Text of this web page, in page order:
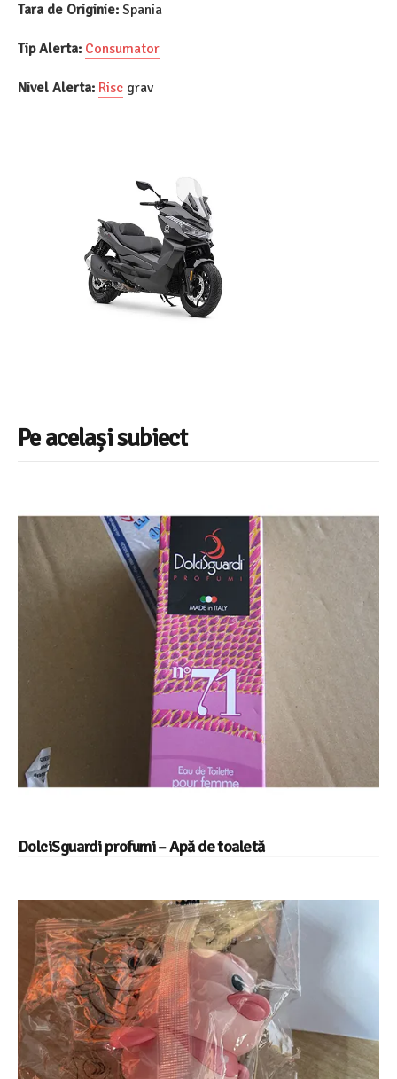
Tara de Originie: Spania
Tip Alerta: Consumator
Nivel Alerta: Risc grav
Pe același subiect
DolciSguardi profumi – Apă de toaletă